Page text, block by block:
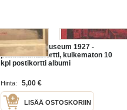
Norsk Folke Museum 1927 -
paikkakuntakortti, kulkematon 10
kpl postikortti albumi
Hinta: 5,00 €
LISÄÄ OSTOSKORIIN